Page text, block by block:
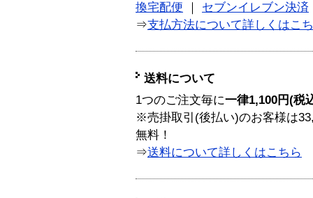
換宅配便
セブンイレブン決済
⇒支払方法について詳しくはこ
送料について
1つのご注文毎に一律1,100円(税
※売掛取引(後払い)のお客様は
無料！
⇒送料について詳しくはこちら